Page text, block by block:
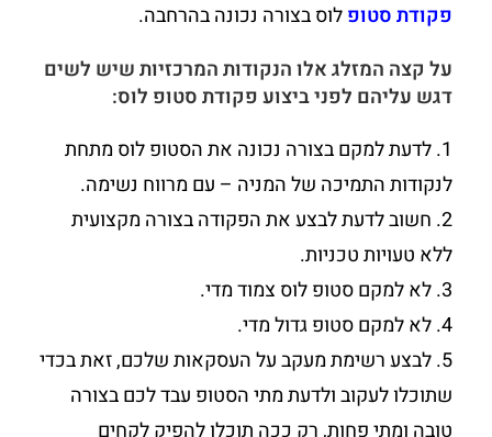
פקודת סטופלוס בצורה נכונה בהרחבה.
על קצה המזלג אלו הנקודות המרכזיות שיש לשים
דגש עליהם לפני ביצוע פקודת סטופ לוס:
1. לדעת למקם בצורה נכונה את הסטופ לוס מתחת
לנקודות התמיכה של המניה – עם מרווח נשימה.
2. חשוב לדעת לבצע את הפקודה בצורה מקצועית
ללא טעויות טכניות.
3. לא למקם סטופ לוס צמוד מדי.
4. לא למקם סטופ גדול מדי.
5. לבצע רשימת מעקב על העסקאות שלכם, זאת בכדי
שתוכלו לעקוב ולדעת מתי הסטופ עבד לכם בצורה